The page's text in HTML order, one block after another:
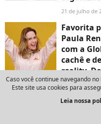
21 de julho de
Favorita
Paula
com a
cachê e
reality.
5 de março de
Erika
em caso
Caso você continue navegando
Este site usa cookies para
Leia nossa